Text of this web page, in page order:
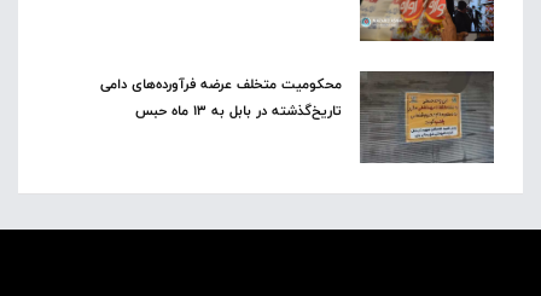
محکومیت متخلف عرضه فرآورده‌های دامی
تاریخ‌گذشته در بابل به ۱۳ ماه حبس